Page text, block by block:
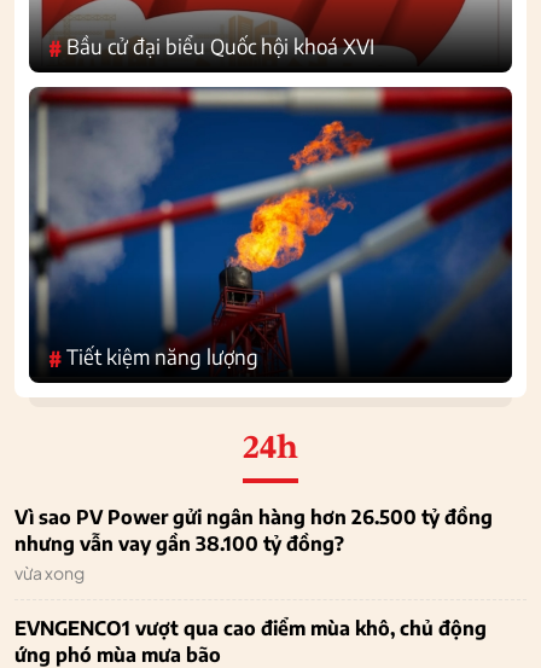
#Bầu cử đại biểu Quốc hội khoá XVI
#Tiết kiệm năng lượng
24h
Vì sao PV Power gửi ngân hàng hơn 26.500 tỷ đồng
nhưng vẫn vay gần 38.100 tỷ đồng?
vừa xong
EVNGENCO1 vượt qua cao điểm mùa khô, chủ động
ứng phó mùa mưa bão